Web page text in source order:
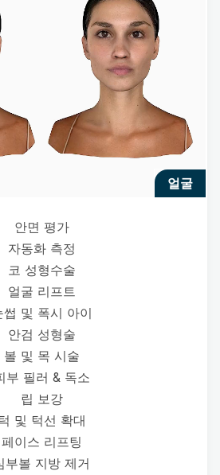
얼굴
안면 평가
자동화 측정
코 성형수술
얼굴 리프트
썹 및 폭시 아이
안검 성형술
볼 및 목 시술
부 필러 & 독소
립 보강
턱 및 턱선 확대
페이스 리프팅
부볼 지방 제거